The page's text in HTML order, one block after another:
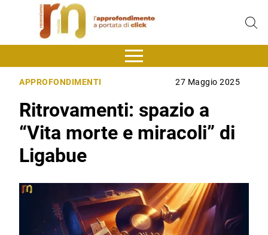
APPROFONDIMENTI 27 Maggio 2025
Ritrovamenti: spazio a
“Vita morte e miracoli” di
Ligabue